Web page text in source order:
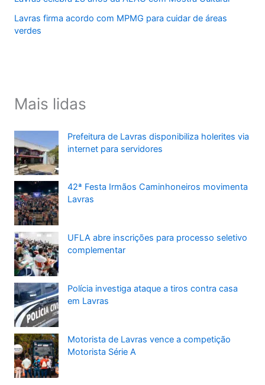
Lavras firma acordo com MPMG para cuidar de áreas
verdes
Mais lidas
Prefeitura de Lavras disponibiliza holerites via
internet para servidores
42ª Festa Irmãos Caminhoneiros movimenta
Lavras
UFLA abre inscrições para processo seletivo
complementar
Polícia investiga ataque a tiros contra casa
em Lavras
Motorista de Lavras vence a competição
Motorista Série A